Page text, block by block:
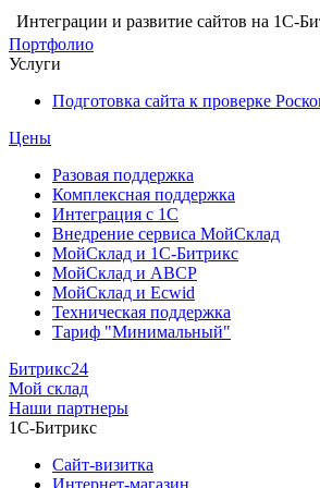
Интеграции и развитие сайтов на 1С-
Портфолио
Услуги
Подготовка сайта к проверке
Цены
Разовая поддержка
Комплексная поддержка
Интеграция с 1С
Внедрение сервиса МойСклад
МойСклад и 1С-Битрикс
МойСклад и ABCP
МойСклад и Ecwid
Техническая поддержка
Тариф "Минимальный"
Битрикс24
Мой склад
Наши партнеры
1С-Битрикс
Сайт-визитка
Интернет-магазин